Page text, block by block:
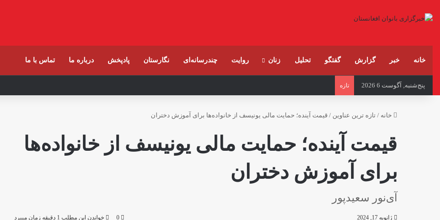
خانه خبر گزارش گفتگو تحلیل زنان روایت چندرسانه‌ای نگارستان پادپخش درباره ما تماس با ما
پنج‌شنبه, آگوست 6 2026 تازه
خانه / تازه ترین عناوین / قیمت آینده؛ حمایت مالی یونیسف از خانواد‌ه‌ها برای آموزش دختران
قیمت آینده؛ حمایت مالی یونیسف از خانواد‌ه‌ها
برای آموزش دختران
آی‌نور سعیدپور
ژانویه 17, 2024 0 خواندن این مطلب 1 دقیقه زمان میبرد